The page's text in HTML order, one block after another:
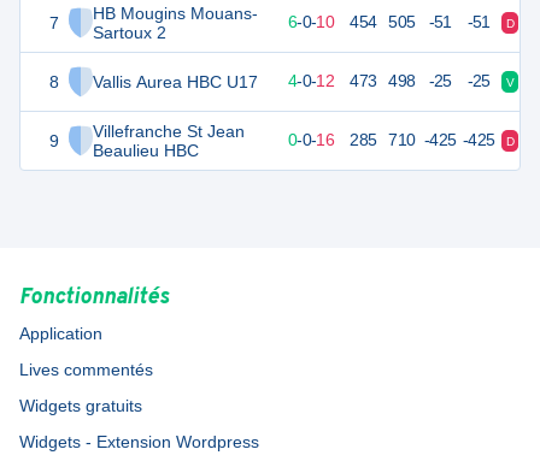
7
HB Mougins Mouans-
Sartoux 2
8 Vallis Aurea HBC U17
9
Villefranche St Jean
Beaulieu HBC
28 16 6-0-10 454 505 -51 -51 D
23 16 4-0-12 473 498 -25 -25 V
16 0-0-16 285 710 -425 -425 D
Fonctionnalités
Application
Lives commentés
Widgets gratuits
Widgets - Extension Wordpress